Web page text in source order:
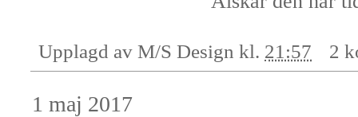
Upplagd av M/S Design kl. 21:57 2
1 maj 2017